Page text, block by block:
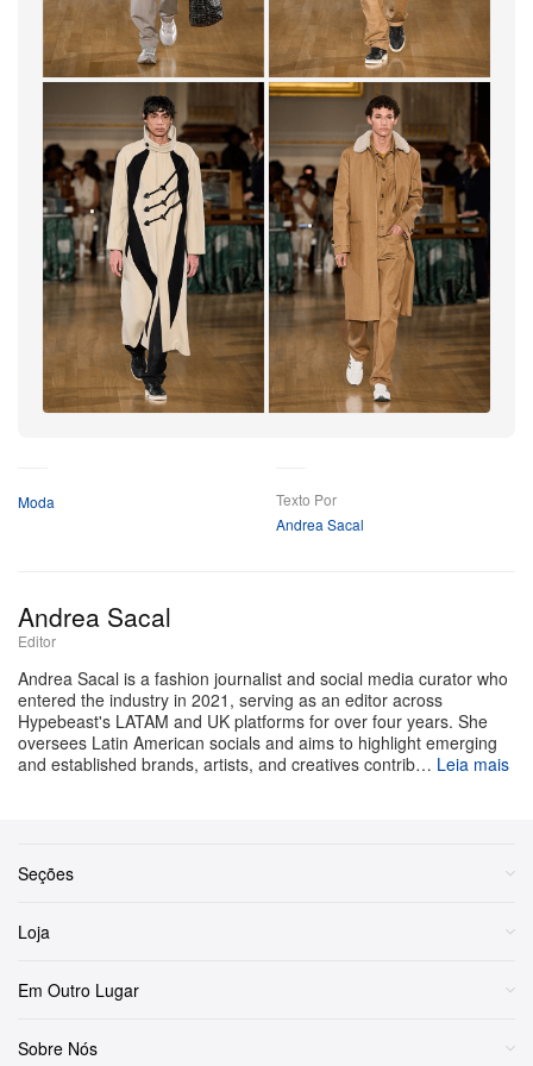
desenham o mapa dos deslocamentos globais.
Em outros momentos, versões do chamado Canadian
tuxedo apareceram vazadas nos ombros, ternos xadrez
evocaram ao mesmo tempo tradição e subversão, e
máscaras faciais cobertas de conchas introduziram
uma aura tátil e quase cerimonial. Looks metalizados
cintilaram sob as luzes da passarela, reforçando a tese
central da LABRUM: têxteis vão muito além da roupa
— são registros de troca, resiliência e história
compartilhada.
Veja de perto a LABRUM FW26 na galeria acima.
Moda
Texto Por
Andrea Sacal
Andrea Sacal
Editor
Andrea Sacal is a fashion journalist and social media curator who
entered the industry in 2021, serving as an editor across
Hypebeast's LATAM and UK platforms for over four years. She
oversees Latin American socials and aims to highlight emerging
and established brands, artists, and creatives contrib… Leia mais
Seções
Loja
Em Outro Lugar
Sobre Nós